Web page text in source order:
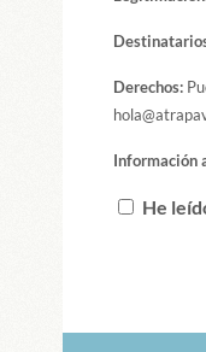
Derechos:
Información
He